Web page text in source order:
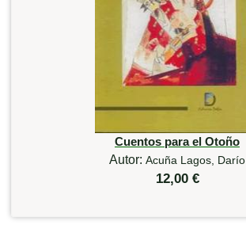
Cuentos para el Otoño
Autor: Acuña Lagos, Darío
12,00 €